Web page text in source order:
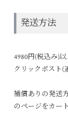
発送方法
4980円(税込み)
クリックポスト(
補償ありの発送
のページをカー